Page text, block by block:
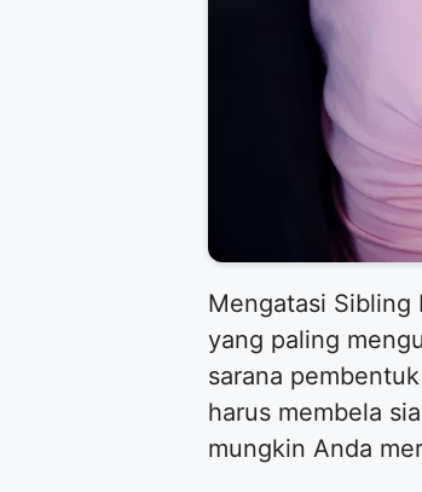
​Mengatasi Sibling
yang paling
sarana
harus membela
mungkin Anda